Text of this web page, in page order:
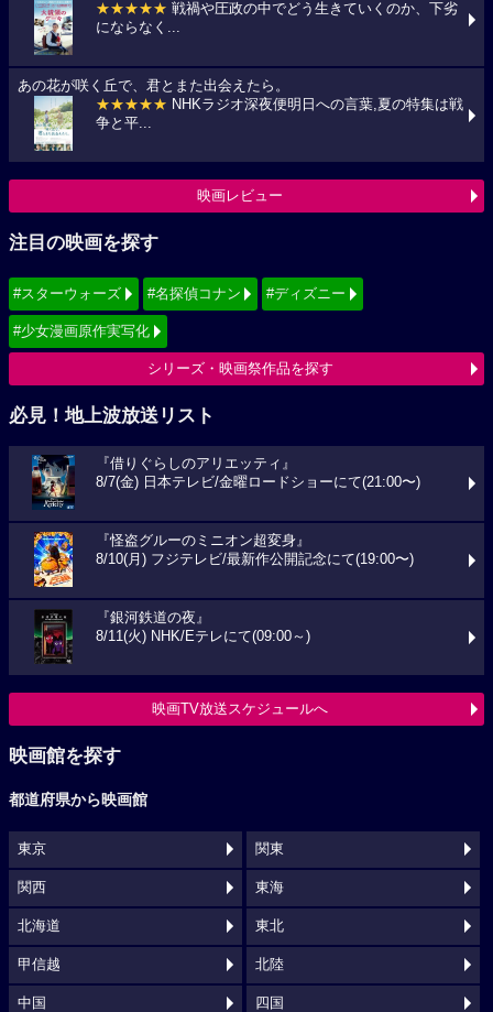
★★★★★ 戦禍や圧政の中でどう生きていくのか、下劣
にならなく...
あの花が咲く丘で、君とまた出会えたら。
★★★★★ NHKラジオ深夜便明日への言葉,夏の特集は戦
争と平...
映画レビュー
注目の映画を探す
#スターウォーズ #名探偵コナン #ディズニー
#少女漫画原作実写化
シリーズ・映画祭作品を探す
必見！地上波放送リスト
『借りぐらしのアリエッティ』
8/7(金) 日本テレビ/金曜ロードショーにて(21:00〜)
『怪盗グルーのミニオン超変身』
8/10(月) フジテレビ/最新作公開記念にて(19:00〜)
『銀河鉄道の夜』
8/11(火) NHK/Eテレにて(09:00～)
映画TV放送スケジュールへ
映画館を探す
都道府県から映画館
東京 関東
関西 東海
北海道 東北
甲信越 北陸
中国 四国